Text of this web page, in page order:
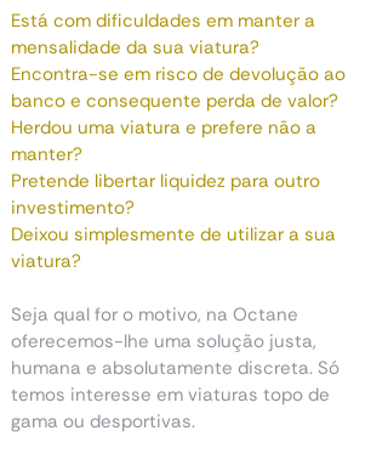
Está com dificuldades em manter a
mensalidade da sua viatura?
Encontra-se em risco de devolução ao
banco e consequente perda de valor?
Herdou uma viatura e prefere não a
manter?
Pretende libertar liquidez para outro
investimento?
Deixou simplesmente de utilizar a sua
viatura?
Seja qual for o motivo, na Octane
oferecemos-lhe uma solução justa,
humana e absolutamente discreta. Só
temos interesse em viaturas topo de
gama ou desportivas.